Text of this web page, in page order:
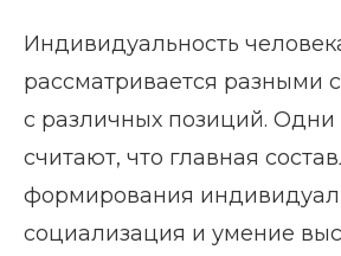
Индивидуальность
рассматривается разными
с различных позиций. Одни
считают, что главная
формирования
социализация и умение